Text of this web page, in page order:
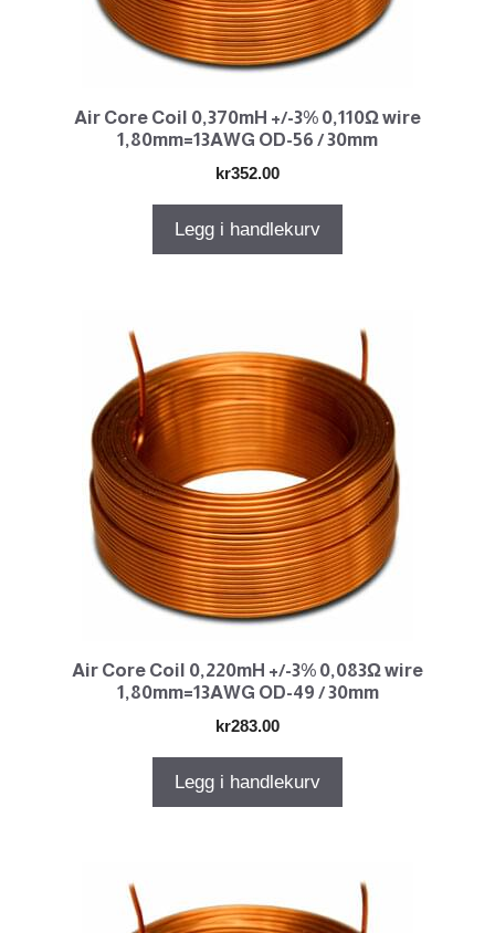
Air Core Coil 0,370mH +/-3% 0,110Ω wire
1,80mm=13AWG OD-56 / 30mm
kr352.00
Legg i handlekurv
Air Core Coil 0,220mH +/-3% 0,083Ω wire
1,80mm=13AWG OD-49 / 30mm
kr283.00
Legg i handlekurv